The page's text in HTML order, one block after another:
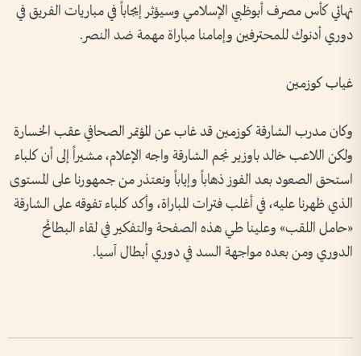
نهائي كأس مصرف أبوظبي الإسلامي وسيؤثر إيجاباً في مباريات الفريق في
دوري أدنوك للمحترفين وإمامنا مباراة مهمة ضد النصر.
غياب كوزمين
وكان مدرب الشارقة كوزمين قد غاب عن المؤتمر الصحافي عقب الخسارة
ولكن اللاعب خالد باوزير نجم الشارقة واجه الإعلام، مشيراً إلى أن كلباء
استحق الصعود بعد الفوز ذهاباً وإياباً ونعتذر من جمهورنا على المستوى
الذي ظهرنا عليه، في أغلب فترات المباراة، وأكد كلباء تفوقه على الشارقة
«حامل اللقب» وعلينا طي هذه الصفحة والتفكير في لقاء البطائح
الدوري ومن بعده مواجهة السد في دوري أبطال آسيا.